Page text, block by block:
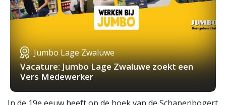
Jumbo Lage Zwaluwe
Vacature: Jumbo Lage Zwaluwe zoekt een
Vers Medewerker